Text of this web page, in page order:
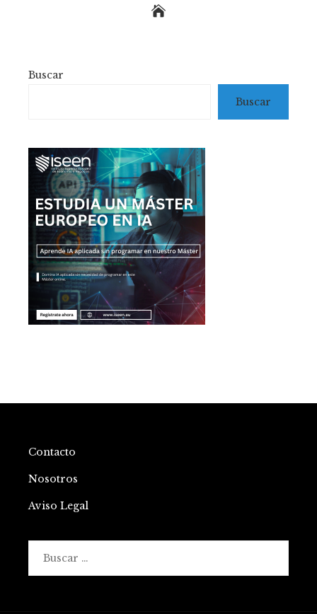
Buscar
Buscar
Contacto
Nosotros
Aviso Legal